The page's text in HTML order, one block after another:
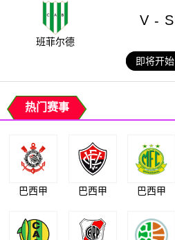
班菲尔德
V - S
即将开始
热门赛事
巴西甲 巴西甲 巴西甲